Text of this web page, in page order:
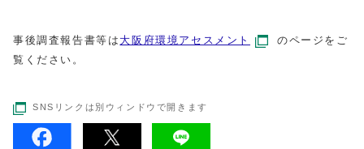
事後調査報告書等は 大阪府環境アセスメント
のページをご
覧ください。
SNSリンクは別ウィンドウで開きます